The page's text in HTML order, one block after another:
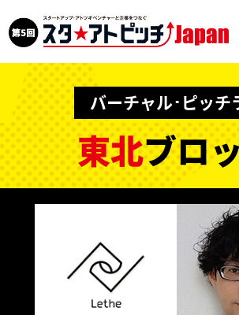
バーチャル･ピッチ
東北ブロ